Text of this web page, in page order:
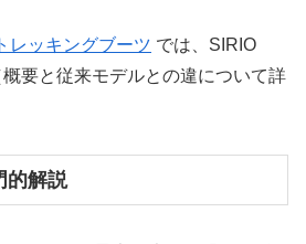
レッキングブーツ では、SIRIO
要と従来モデルとの違について詳
的解説